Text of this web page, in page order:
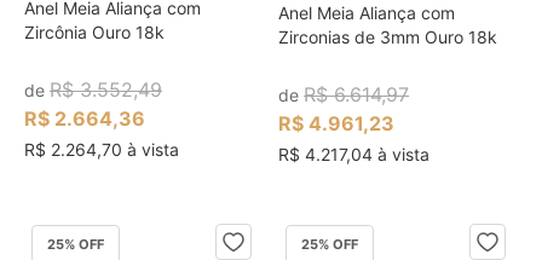
Anel Meia Aliança com
Zircônia Ouro 18k
de R$ 3.552,49
R$ 2.664,36
R$ 2.264,70 à vista
Anel Meia Aliança com
Zirconias de 3mm Ouro 18k
deR$ 6.614,97
R$ 4.961,23
R$ 4.217,04 à vista
25% OFF 25% OFF